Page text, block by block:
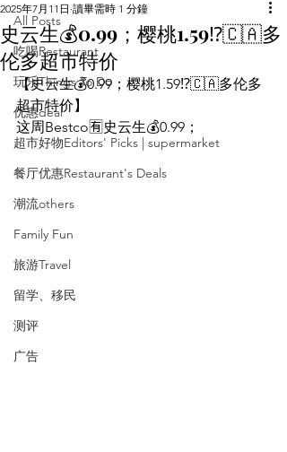
All Posts
吃喝Restaurant
玩乐Things To Do
优惠deal
超市好物Editors' Picks | supermarket
餐厅优惠Restaurant's Deals
潮流others
Family Fun
旅游Travel
留学、移民
测评
广告
史云生💰0.99；樱桃1.59⁉️🇨🇦多
伦多超市特价
2025年7月11日 讀畢需時 1 分鐘
【史云生💰0.99；樱桃1.59⁉️🇨🇦多伦多
超市特价】
这周Bestco🈶史云生💰0.99；